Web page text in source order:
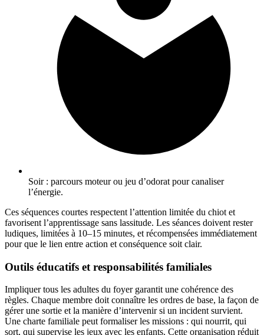
Soir : parcours moteur ou jeu d’odorat pour canaliser
l’énergie.
Ces séquences courtes respectent l’attention limitée du chiot et
favorisent l’apprentissage sans lassitude. Les séances doivent rester
ludiques, limitées à 10–15 minutes, et récompensées immédiatement
pour que le lien entre action et conséquence soit clair.
Outils éducatifs et responsabilités familiales
Impliquer tous les adultes du foyer garantit une cohérence des
règles. Chaque membre doit connaître les ordres de base, la façon de
gérer une sortie et la manière d’intervenir si un incident survient.
Une charte familiale peut formaliser les missions : qui nourrit, qui
sort, qui supervise les jeux avec les enfants. Cette organisation réduit